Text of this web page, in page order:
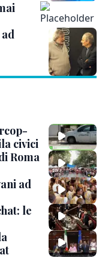
civici
Roma
ad
le